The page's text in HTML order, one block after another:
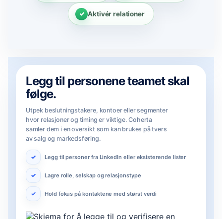
Aktivér relationer
Legg til personene teamet skal
følge.
Utpek beslutningstakere, kontoer eller segmenter
hvor relasjoner og timing er viktige. Coherta
samler dem i en oversikt som kan brukes på tvers
av salg og markedsføring.
Legg til personer fra LinkedIn eller eksisterende lister
Lagre rolle, selskap og relasjonstype
Hold fokus på kontaktene med størst verdi